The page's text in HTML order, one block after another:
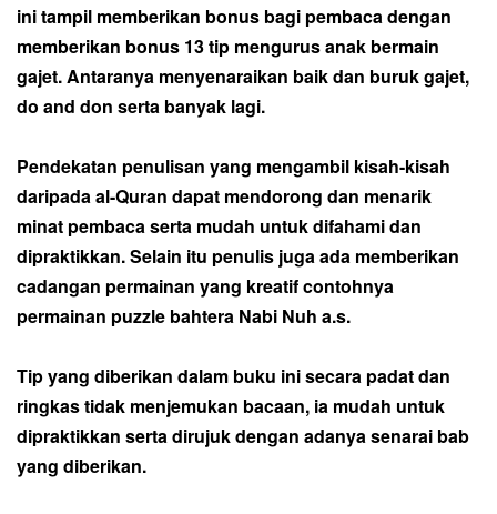
ini tampil memberikan bonus bagi pembaca dengan
memberikan bonus 13 tip mengurus anak bermain
gajet. Antaranya menyenaraikan baik dan buruk gajet,
do and don serta banyak lagi.
Pendekatan penulisan yang mengambil kisah-kisah
daripada al-Quran dapat mendorong dan menarik
minat pembaca serta mudah untuk difahami dan
dipraktikkan. Selain itu penulis juga ada memberikan
cadangan permainan yang kreatif contohnya
permainan puzzle bahtera Nabi Nuh a.s.
Tip yang diberikan dalam buku ini secara padat dan
ringkas tidak menjemukan bacaan, ia mudah untuk
dipraktikkan serta dirujuk dengan adanya senarai bab
yang diberikan.